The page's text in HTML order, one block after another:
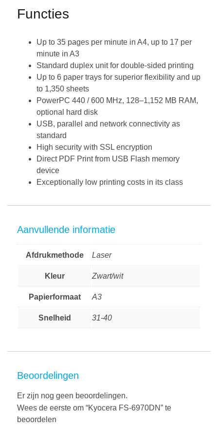
Functies
Up to 35 pages per minute in A4, up to 17 per
minute in A3
Standard duplex unit for double-sided printing
Up to 6 paper trays for superior flexibility and up
to 1,350 sheets
PowerPC 440 / 600 MHz, 128–1,152 MB RAM,
optional hard disk
USB, parallel and network connectivity as
standard
High security with SSL encryption
Direct PDF Print from USB Flash memory
device
Exceptionally low printing costs in its class
Aanvullende informatie
Afdrukmethode Laser
Kleur Zwart/wit
Papierformaat A3
Snelheid 31-40
Beoordelingen
Er zijn nog geen beoordelingen.
Wees de eerste om “Kyocera FS-6970DN” te
beoordelen